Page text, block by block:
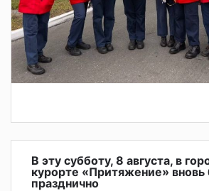
В эту субботу, 8 августа, в
курорте «Притяжение» вновь
празднично